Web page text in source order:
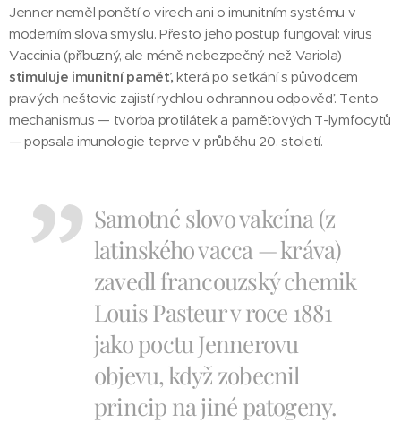
Jenner neměl ponětí o virech ani o imunitním systému v
moderním slova smyslu. Přesto jeho postup fungoval: virus
Vaccinia (příbuzný, ale méně nebezpečný než Variola)
stimuluje imunitní paměť, která po setkání s původcem
pravých neštovic zajistí rychlou ochrannou odpověď. Tento
mechanismus — tvorba protilátek a paměťových T-lymfocytů
— popsala imunologie teprve v průběhu 20. století.
Samotné slovo vakcína (z
latinského vacca — kráva)
zavedl francouzský chemik
Louis Pasteur v roce 1881
jako poctu Jennerovu
objevu, když zobecnil
princip na jiné patogeny.